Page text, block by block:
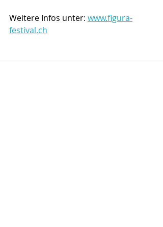
Weitere Infos unter: www.figura-
festival.ch